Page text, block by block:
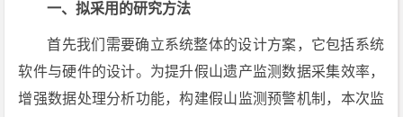
一、拟采用的研究方法
首先我们需要确立系统整体的设计方案，它包括系统
软件与硬件的设计。为提升假山遗产监测数据采集效率，
增强数据处理分析功能，构建假山监测预警机制，本次监